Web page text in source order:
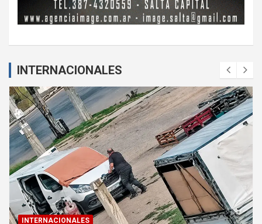
INTERNACIONALES
INTERNACIONALES